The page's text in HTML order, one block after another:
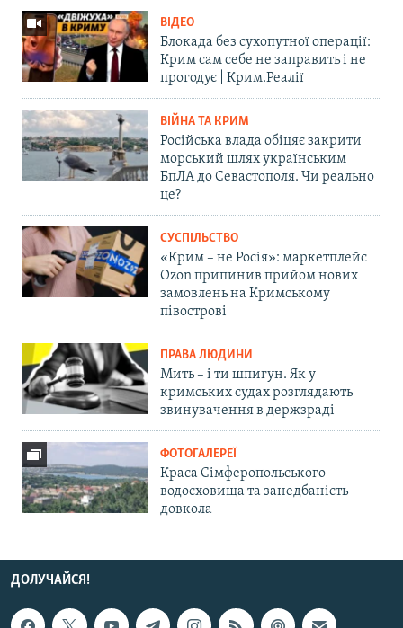
ВІДЕО
Блокада без сухопутної операції:
Крим сам себе не заправить і не
прогодує | Крим.Реалії
ВІЙНА ТА КРИМ
Російська влада обіцяє закрити
морський шлях українським
БпЛА до Севастополя. Чи реально
це?
СУСПІЛЬСТВО
«Крим – не Росія»: маркетплейс
Ozon припинив прийом нових
замовлень на Кримському
півострові
ПРАВА ЛЮДИНИ
Мить – і ти шпигун. Як у
кримських судах розглядають
звинувачення в держзраді
ФОТОГАЛЕРЕЇ
Краса Сімферопольського
водосховища та занедбаність
довкола
ДОЛУЧАЙСЯ!